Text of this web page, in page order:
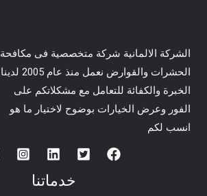
الشركة الالمانية شركة متخصصية فى مكافحة
الحشرات والقوارض نعمل منذ عام 2005 لدينا
الخبرة والكفائة للتعامل مع مشكلاتكم على
الفور وعرض الخيارات بوضوح لاختيار ما هو
انسب لكم
خدماتنا